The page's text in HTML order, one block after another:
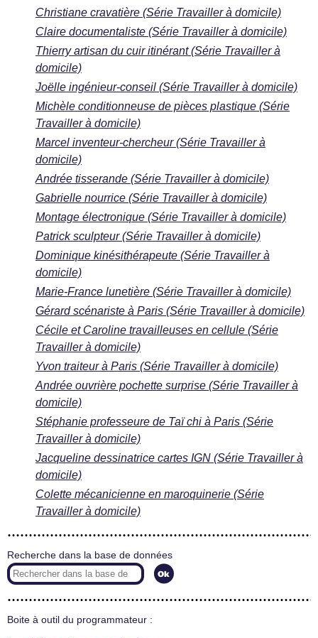
Christiane cravatière (Série Travailler à domicile)
Claire documentaliste (Série Travailler à domicile)
Thierry artisan du cuir itinérant (Série Travailler à
domicile)
Joëlle ingénieur-conseil (Série Travailler à domicile)
Michèle conditionneuse de pièces plastique (Série
Travailler à domicile)
Marcel inventeur-chercheur (Série Travailler à
domicile)
Andrée tisserande (Série Travailler à domicile)
Gabrielle nourrice (Série Travailler à domicile)
Montage électronique (Série Travailler à domicile)
Patrick sculpteur (Série Travailler à domicile)
Dominique kinésithérapeute (Série Travailler à
domicile)
Marie-France lunetière (Série Travailler à domicile)
Gérard scénariste à Paris (Série Travailler à domicile)
Cécile et Caroline travailleuses en cellule (Série
Travailler à domicile)
Yvon traiteur à Paris (Série Travailler à domicile)
Andrée ouvrière pochette surprise (Série Travailler à
domicile)
Stéphanie professeure de Taï chi à Paris (Série
Travailler à domicile)
Jacqueline dessinatrice cartes IGN (Série Travailler à
domicile)
Colette mécanicienne en maroquinerie (Série
Travailler à domicile)
Recherche dans la base de données
Boite à outil du programmateur :